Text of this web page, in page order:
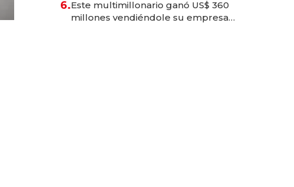
6.Este multimillonario ganó US$ 360
millones vendiéndole su empresa